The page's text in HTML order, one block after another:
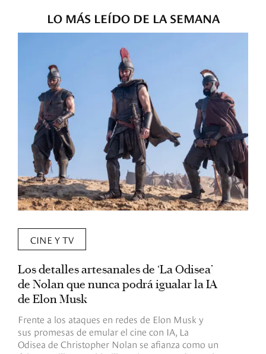
LO MÁS LEÍDO DE LA SEMANA
CINE Y TV
Los detalles artesanales de ‘La Odisea’
de Nolan que nunca podrá igualar la IA
de Elon Musk
Frente a los ataques en redes de Elon Musk y
sus promesas de emular el cine con IA, La
Odisea de Christopher Nolan se afianza como un